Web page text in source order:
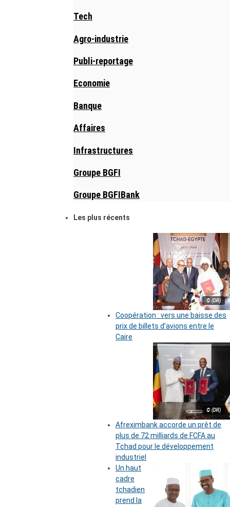
Tech
Agro-industrie
Publi-reportage
Economie
Banque
Affaires
Infrastructures
Groupe BGFI
Groupe BGFIBank
Les plus récents
© (DR)
Coopération : vers une baisse des
prix de billets d’avions entre le
Caire
© (DR)
Afreximbank accorde un prêt de
plus de 72 milliards de FCFA au
Tchad pour le développement
industriel
Un haut
cadre
tchadien
prend la